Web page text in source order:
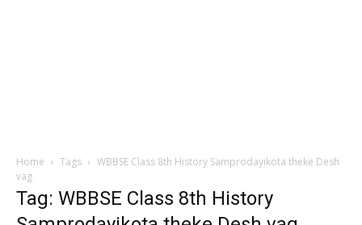
Home Tags
WBBSE Class 8th History Samprodayikota theke Desh
vag
Tag: WBBSE Class 8th History